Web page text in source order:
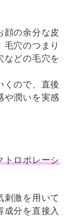
顔の余分な皮
毛穴のつまり
などの毛穴を
くので、直後
や潤いを実感
トロポレーシ
刺激を用いて
成分を直接入